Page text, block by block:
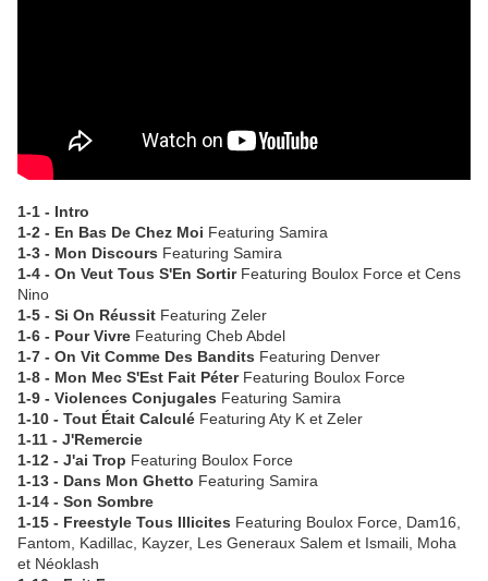
1-1 - Intro
1-2 - En Bas De Chez Moi Featuring Samira
1-3 - Mon Discours Featuring Samira
1-4 - On Veut Tous S'En SortirFeaturing Boulox Force et Cens
Nino
1-5 - Si On Réussit Featuring Zeler
1-6 - Pour Vivre Featuring Cheb Abdel
1-7 - On Vit Comme Des Bandits Featuring Denver
1-8 - Mon Mec S'Est Fait Péter Featuring Boulox Force
1-9 - Violences Conjugales Featuring Samira
1-10 - Tout Était Calculé Featuring Aty K et Zeler
1-11 - J'Remercie
1-12 - J'ai Trop Featuring Boulox Force
1-13 - Dans Mon Ghetto Featuring Samira
1-14 - Son Sombre
1-15 - Freestyle Tous Illicites Featuring Boulox Force, Dam16,
Fantom, Kadillac, Kayzer, Les Generaux Salem et Ismaili, Moha
et Néoklash